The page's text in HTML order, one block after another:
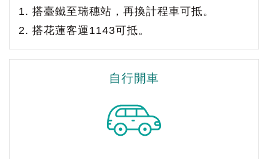
1. 搭臺鐵至瑞穗站，再換計程車可抵。
2. 搭花蓮客運1143可抵。
自行開車